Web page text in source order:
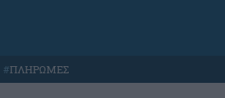
#ΠΛΗΡΩΜΕΣ